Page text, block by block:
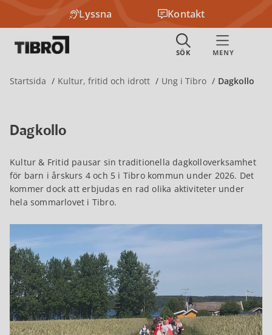
Lyssna Kontakt
Startsida Kultur, fritid och idrott Ung i Tibro Dagkollo
Dagkollo
Kultur & Fritid pausar sin traditionella dagkolloverksamhet
för barn i årskurs 4 och 5 i Tibro kommun under 2026. Det
kommer dock att erbjudas en rad olika aktiviteter under
hela sommarlovet i Tibro.